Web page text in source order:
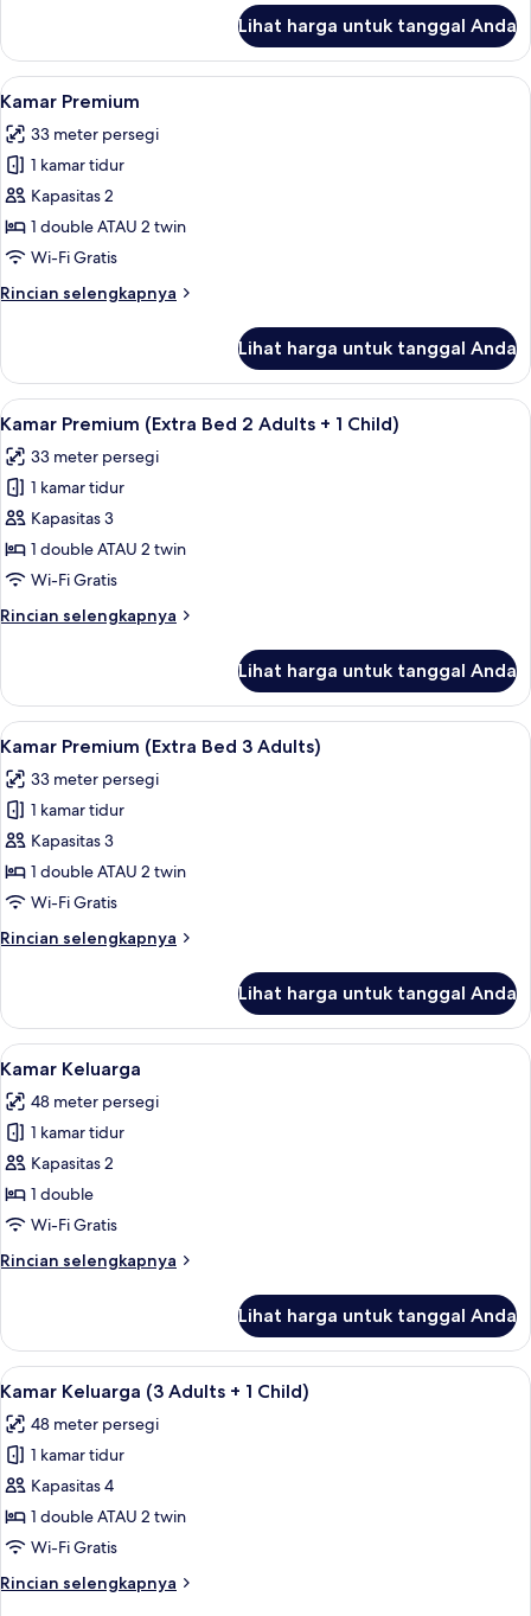
Kamar
Superior,
teras
Lihat harga untuk tanggal Anda
Lihat
semua
foto
untuk
Kamar
Premium
Seprai premium, minibar, brankas,
6
Kamar Premium
33 meter persegi
1 kamar tidur
Kapasitas 2
1 double ATAU 2 twin
Wi-Fi Gratis
Rincian selengkapnya
Rincian
Kamar
Premium
Lihat harga untuk tanggal Anda
Lihat
semua
foto
untuk
Kamar
Premium
(Extra
2
Child)
Seprai premium, minibar, brankas,
6
Kamar Premium (Extra Bed 2 Adults + 1 Child)
33 meter persegi
1 kamar tidur
Kapasitas 3
1 double ATAU 2 twin
Wi-Fi Gratis
Rincian selengkapnya
Rincian
Kamar
Premium
(Extra
2
Adults
Child)
Lihat harga untuk tanggal Anda
Lihat
semua
foto
untuk
Kamar
Premium
(Extra
3
Seprai premium, minibar, brankas,
6
Kamar Premium (Extra Bed 3 Adults)
33 meter persegi
1 kamar tidur
Kapasitas 3
1 double ATAU 2 twin
Wi-Fi Gratis
Rincian selengkapnya
Rincian
Kamar
Premium
(Extra
3
Adults)
Lihat harga untuk tanggal Anda
Lihat
semua
foto
untuk
Kamar
Keluarga
Seprai premium, minibar, brankas,
8
Kamar Keluarga
48 meter persegi
1 kamar tidur
Kapasitas 2
1 double
Wi-Fi Gratis
Rincian selengkapnya
Rincian
Kamar
Keluarga
Lihat harga untuk tanggal Anda
Lihat
semua
foto
untuk
Kamar
Keluarga
(3
+
Seprai premium, minibar, brankas,
8
Kamar Keluarga (3 Adults + 1 Child)
48 meter persegi
1 kamar tidur
Kapasitas 4
1 double ATAU 2 twin
Wi-Fi Gratis
Rincian selengkapnya
Rincian